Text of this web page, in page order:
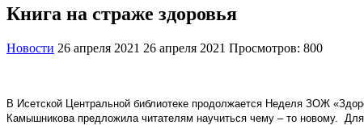
Книга на страже здоровья
Новости 26 апреля 2021 26 апреля 2021 Просмотров: 800
В Исетской Центральной библиотеке продолжается Неделя ЗОЖ
Камышникова предложила читателям научиться чему – то новому.